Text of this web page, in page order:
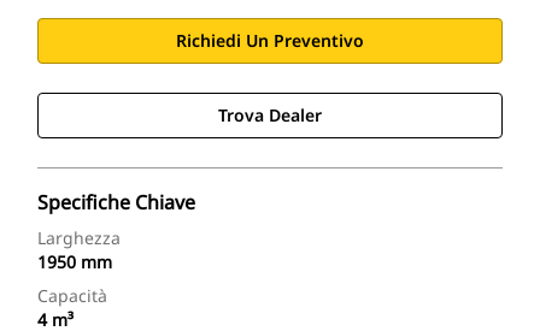
Richiedi Un Preventivo
Trova Dealer
Specifiche Chiave
Larghezza
1950 mm
Capacità
4 m³